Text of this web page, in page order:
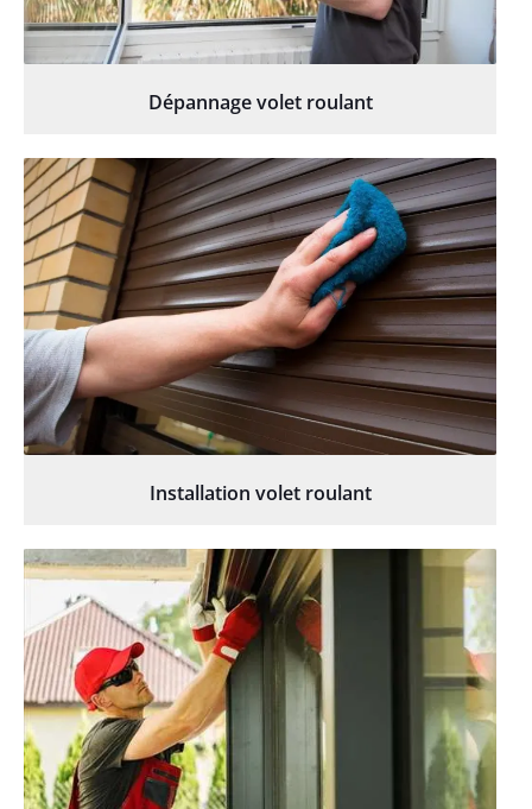
Dépannage volet roulant
Installation volet roulant